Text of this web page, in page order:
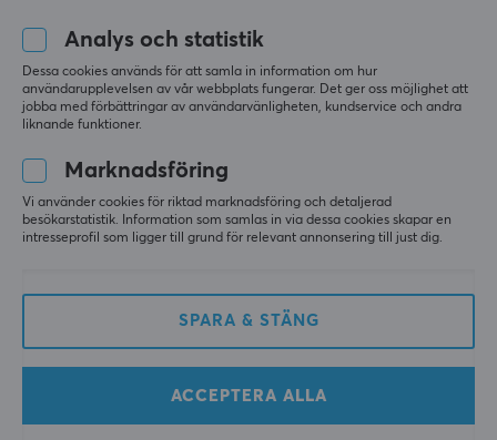
Gamingmus - Silver
(0)
999 kr
SPARA 50% SPARA 50%
Analys och statistik
Dessa cookies används för att samla in information om hur
användarupplevelsen av vår webbplats fungerar. Det ger oss möjlighet att
jobba med förbättringar av användarvänligheten, kundservice och andra
liknande funktioner.
Marknadsföring
Vi använder cookies för riktad marknadsföring och detaljerad
besökarstatistik. Information som samlas in via dessa cookies skapar en
intresseprofil som ligger till grund för relevant annonsering till just dig.
SPARA & STÄNG
ACCEPTERA ALLA